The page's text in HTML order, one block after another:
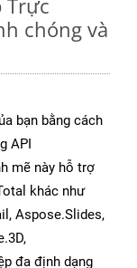
Trực
chóng và
bạn bằng cách
API
mẽ này hỗ trợ
khác như
Aspose.Slides,
đa định dạng